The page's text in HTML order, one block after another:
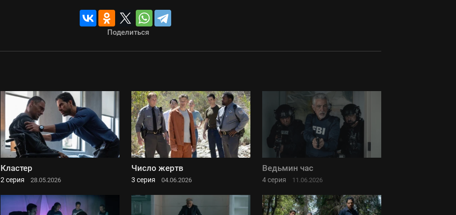
Поделиться
Кластер
2 серия 28.05.2026
Число жертв
3 серия 04.06.2026
Ведьмин час
4 серия 11.06.2026